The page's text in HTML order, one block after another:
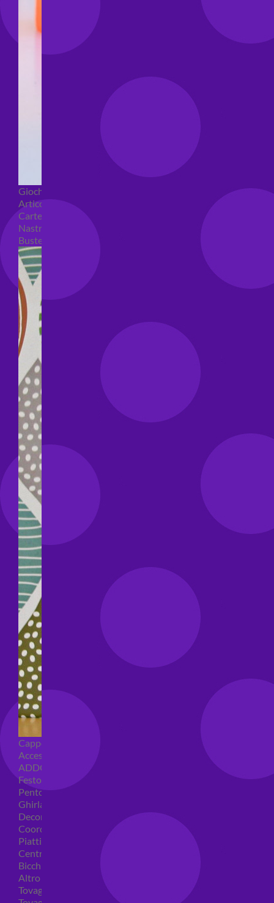
Giochi pirici
Articoli per confezioni regalo
Carte regalo
Nastri e coccarde
Buste regalo
Cappellini per feste
Accessori per feste
ADDOBBI COMPLEANNO
Festoni compleanno
Pentolacce
Ghirlande decorative
Decorazioni tavola
Coordinati tavola per feste
Piatti compleanno
Centrotavola
Bicchieri feste
Altro
Tovaglioli